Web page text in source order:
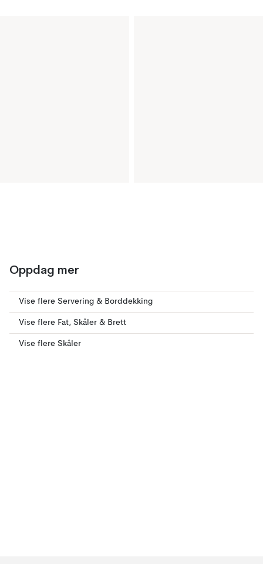
Oppdag mer
Vise flere Servering & Borddekking
Vise flere Fat, Skåler & Brett
Vise flere Skåler